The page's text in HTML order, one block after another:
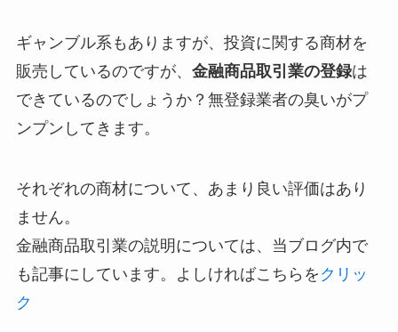
ギャンブル系もありますが、投資に関する商材を
販売しているのですが、 金融商品取引業の登録は
できているのでしょうか？無登録業者の臭いがプ
ンプンしてきます。
それぞれの商材について、あまり良い評価はあり
ません。
金融商品取引業の説明については、当ブログ内で
も記事にしています。よしければこちらを クリッ
ク